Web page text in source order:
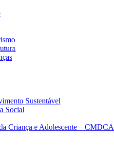
Sustentável
Social
Criança e Adolescente – CMDCA